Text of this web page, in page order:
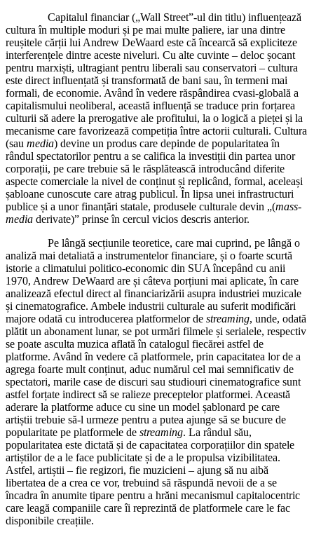
Capitalul financiar („Wall Street”-ul din titlu) influențează
cultura în multiple moduri și pe mai multe paliere, iar una dintre
reușitele cărții lui Andrew DeWaard este că încearcă să expliciteze
interferențele dintre aceste niveluri. Cu alte cuvinte – deloc șocant
pentru marxiști, ultragiant pentru liberali sau conservatori – cultura
este direct influențată și transformată de bani sau, în termeni mai
formali, de economie. Având în vedere răspândirea cvasi-globală a
capitalismului neoliberal, această influență se traduce prin forțarea
culturii să adere la prerogative ale profitului, la o logică a pieței și la
mecanisme care favorizează competiția între actorii culturali. Cultura
(sau media) devine un produs care depinde de popularitatea în
rândul spectatorilor pentru a se califica la investiții din partea unor
corporații, pe care trebuie să le răsplătească introducând diferite
aspecte comerciale la nivel de conținut și replicând, formal, aceleași
șabloane cunoscute care atrag publicul. În lipsa unei infrastructuri
publice și a unor finanțări statale, produsele culturale devin „(mass-
media derivate)” prinse în cercul vicios descris anterior.
Pe lângă secțiunile teoretice, care mai cuprind, pe lângă o
analiză mai detaliată a instrumentelor financiare, și o foarte scurtă
istorie a climatului politico-economic din SUA începând cu anii
1970, Andrew DeWaard are și câteva porțiuni mai aplicate, în care
analizează efectul direct al financiarizării asupra industriei muzicale
și cinematografice. Ambele industrii culturale au suferit modificări
majore odată cu introducerea platformelor de streaming, unde, odată
plătit un abonament lunar, se pot urmări filmele și serialele, respectiv
se poate asculta muzica aflată în catalogul fiecărei astfel de
platforme. Având în vedere că platformele, prin capacitatea lor de a
agrega foarte mult conținut, aduc numărul cel mai semnificativ de
spectatori, marile case de discuri sau studiouri cinematografice sunt
astfel forțate indirect să se ralieze preceptelor platformei. Această
aderare la platforme aduce cu sine un model șablonard pe care
artiștii trebuie să-l urmeze pentru a putea ajunge să se bucure de
popularitate pe platformele de streaming. La rândul său,
popularitatea este dictată și de capacitatea corporațiilor din spatele
artiștilor de a le face publicitate și de a le propulsa vizibilitatea.
Astfel, artiștii – fie regizori, fie muzicieni – ajung să nu aibă
libertatea de a crea ce vor, trebuind să răspundă nevoii de a se
încadra în anumite tipare pentru a hrăni mecanismul capitalocentric
care leagă companiile care îi reprezintă de platformele care le fac
disponibile creațiile.